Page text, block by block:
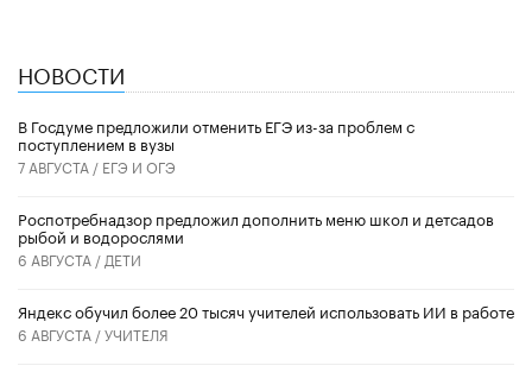
НОВОСТИ
В Госдуме предложили отменить ЕГЭ из-за проблем с
поступлением в вузы
7 АВГУСТА / ЕГЭ И ОГЭ
Роспотребнадзор предложил дополнить меню школ и детсадов
рыбой и водорослями
6 АВГУСТА / ДЕТИ
​Яндекс обучил более 20 тысяч учителей использовать ИИ в работе
6 АВГУСТА /УЧИТЕЛЯ